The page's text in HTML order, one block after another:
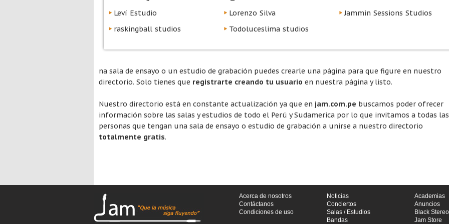
Leví Estudio
Lorenzo Silva
Jammin Sessions Studios
raskingball studios
Todoluceslima studios
na sala de ensayo o un estudio de grabación puedes crearle una página para que figure en nuestro
directorio. Solo tienes que registrarte creando tu usuario en nuestra página y listo.
Nuestro directorio está en constante actualización ya que en jam.com.pe buscamos poder ofrecer
información sobre las salas y estudios de todo el Perú y Sudamerica por lo que invitamos a todas las
personas que tengan una sala de ensayo o estudio de grabación a unirse a nuestro directorio
totalmente gratis.
Acerca de nosotros
Contáctanos
Condiciones de uso
Noticias
Conciertos
Salas / Estudios
Bandas
Academias
Anuncios
Black Stereo
Jam Store